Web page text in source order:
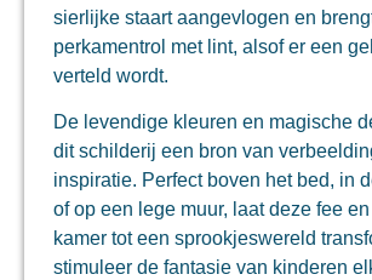
sierlijke staart aangevlogen en
perkamentrol met lint, alsof er een
verteld wordt.
De levendige kleuren en magische
dit schilderij een bron van
inspiratie. Perfect boven het bed, in
of op een lege muur, laat deze fee
kamer tot een sprookjeswereld
stimuleer de fantasie van kinderen